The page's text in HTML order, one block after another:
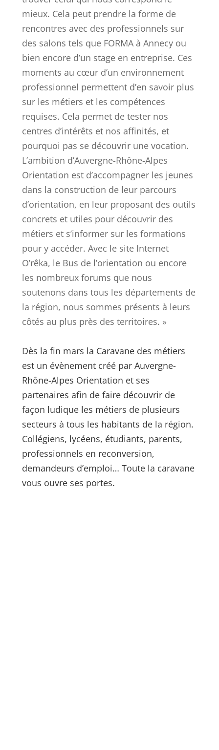
mieux. Cela peut prendre la forme de
rencontres avec des professionnels sur
des salons tels que FORMA à Annecy ou
bien encore d’un stage en entreprise. Ces
moments au cœur d’un environnement
professionnel permettent d’en savoir plus
sur les métiers et les compétences
requises. Cela permet de tester nos
centres d’intérêts et nos affinités, et
pourquoi pas se découvrir une vocation.
L’ambition d’Auvergne-Rhône-Alpes
Orientation est d’accompagner les jeunes
dans la construction de leur parcours
d’orientation, en leur proposant des outils
concrets et utiles pour découvrir des
métiers et s’informer sur les formations
pour y accéder. Avec le site Internet
O’rêka, le Bus de l’orientation ou encore
les nombreux forums que nous
soutenons dans tous les départements de
la région, nous sommes présents à leurs
côtés au plus près des territoires. »
Dès la fin mars la Caravane des métiers
est un évènement créé par Auvergne-
Rhône-Alpes Orientation et ses
partenaires afin de faire découvrir de
façon ludique les métiers de plusieurs
secteurs à tous les habitants de la région.
Collégiens, lycéens, étudiants, parents,
professionnels en reconversion,
demandeurs d’emploi… Toute la caravane
vous ouvre ses portes.